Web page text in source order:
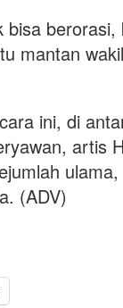
bisa
mantan
ini, di
artis
(ADV)